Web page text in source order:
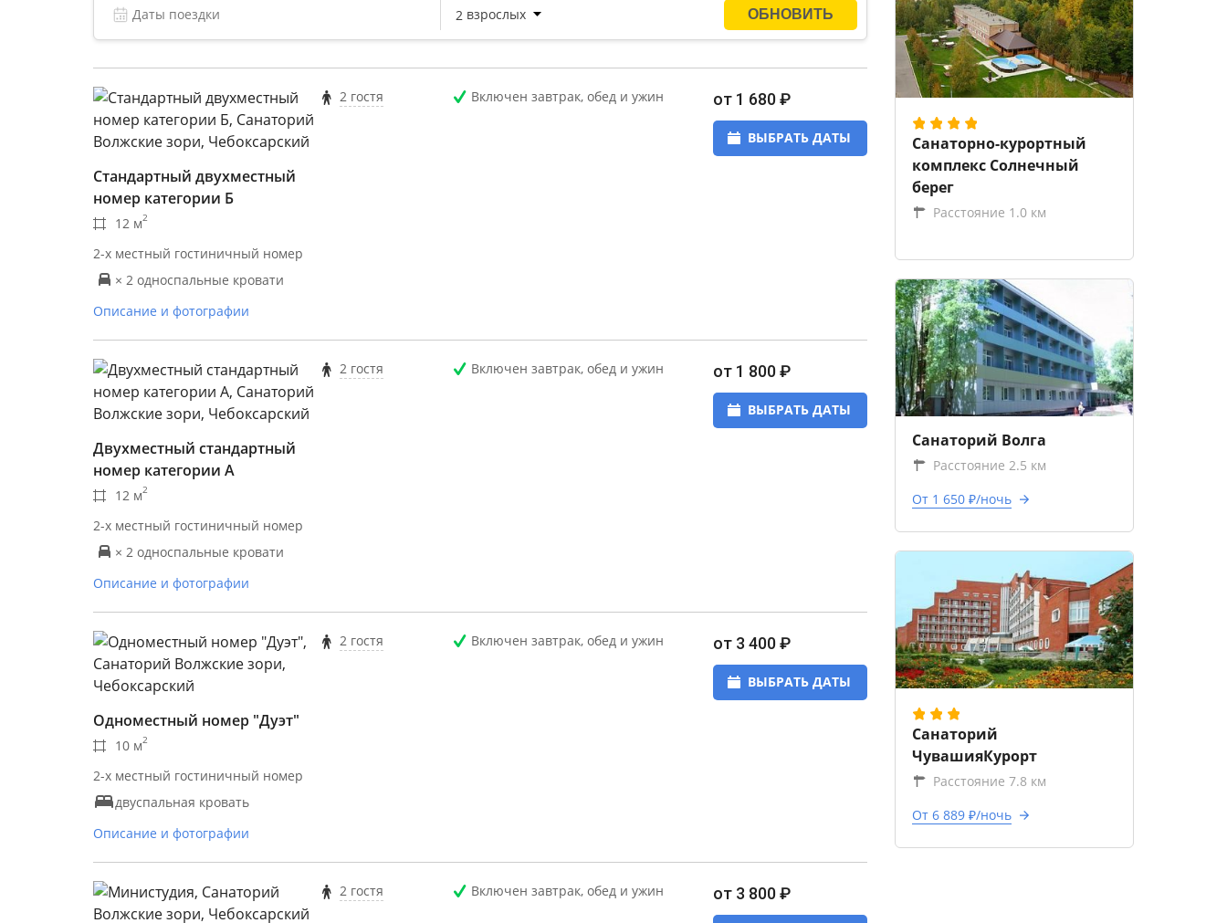
Стандартный двухместный
номер категории Б
12 м2
2-х местный гостиничный номер
× 2 односпальные кровати
Описание и фотографии
2 гостя Включен завтрак, обед и ужин от 1 680 ₽
ВЫБРАТЬ ДАТЫ
Двухместный стандартный
номер категории А
12 м2
2-х местный гостиничный номер
× 2 односпальные кровати
Описание и фотографии
2 гостя Включен завтрак, обед и ужин от 1 800 ₽
ВЫБРАТЬ ДАТЫ
Одноместный номер "Дуэт"
10 м2
2-х местный гостиничный номер
двуспальная кровать
Описание и фотографии
2 гостя Включен завтрак, обед и ужин от 3 400 ₽
ВЫБРАТЬ ДАТЫ
2 гостя Включен завтрак, обед и ужин от 3 800 ₽
Санаторно-курортный
комплекс Солнечный
берег
Расстояние 1.0 км
Санаторий Волга
Расстояние 2.5 км
От 1 650 ₽/ночь
Санаторий
ЧувашияКурорт
Расстояние 7.8 км
От 6 889 ₽/ночь